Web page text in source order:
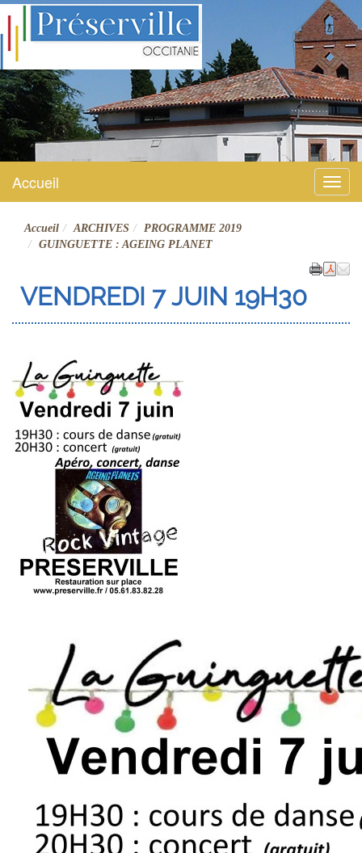
Préserville
Site officiel
Menu
Accueil
Accueil ARCHIVES
PROGRAMME 2019
GUINGUETTE : AGEING PLANET
VENDREDI 7 JUIN 19H30